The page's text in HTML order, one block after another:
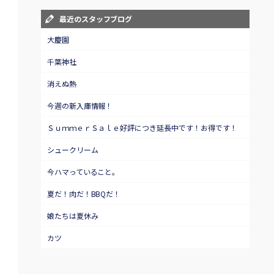
最近のスタッフブログ
大慶園
千葉神社
消えぬ熱
今週の新入庫情報！
ＳｕｍｍｅｒＳａｌｅ好評につき延長中です！お得です！
シュークリーム
今ハマっていること。
夏だ！肉だ！BBQだ！
娘たちは夏休み
カツ